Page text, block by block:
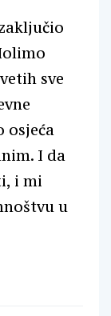
sve
osjeća
I da
i mi
u